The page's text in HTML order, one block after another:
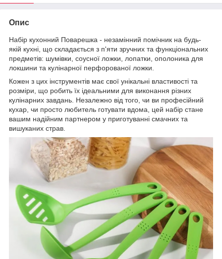
Опис
Набір кухонний Поварешка - незамінний помічник на будь-
якій кухні, що складається з п'яти зручних та функціональних
предметів: шумівки, соусної ложки, лопатки, ополоника для
локшини та кулінарної перфорованої ложки.
Кожен з цих інструментів має свої унікальні властивості та
розміри, що робить їх ідеальними для виконання різних
кулінарних завдань. Незалежно від того, чи ви професійний
кухар, чи просто любитель готувати вдома, цей набір стане
вашим надійним партнером у приготуванні смачних та
вишуканих страв.